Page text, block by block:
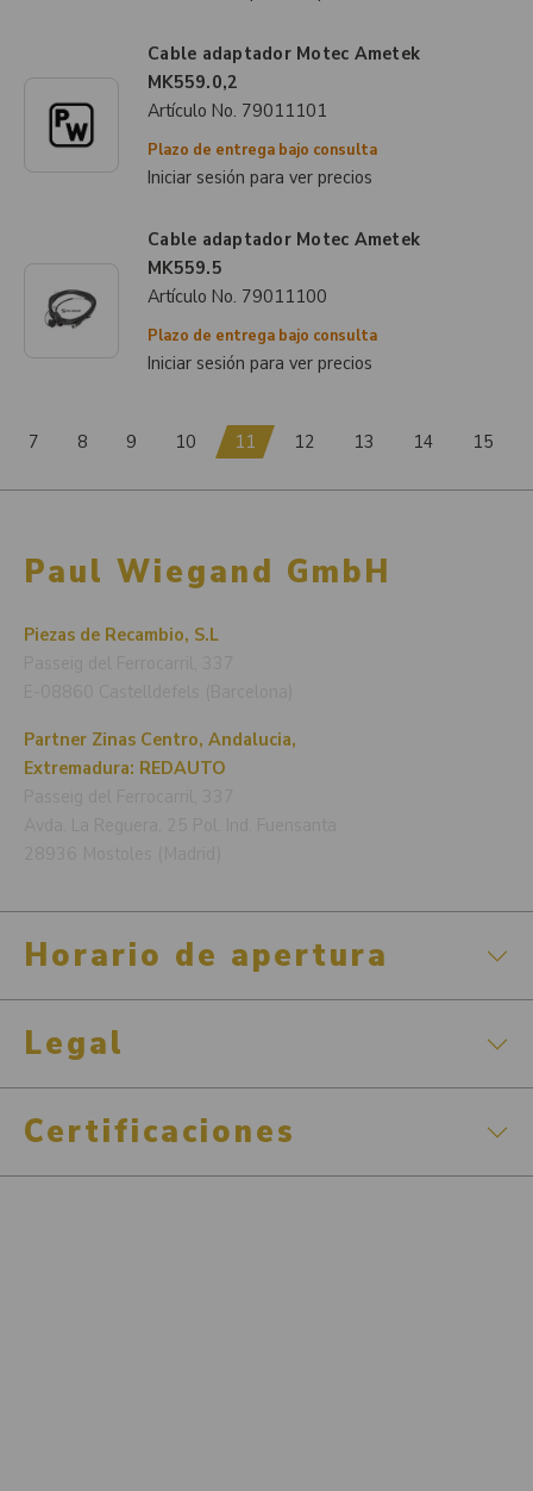
Cable adaptador Motec Ametek
MK559.0,2
Artículo No. 79011101
Plazo de entrega bajo consulta
Iniciar sesión para ver precios
Cable adaptador Motec Ametek
MK559.5
Artículo No. 79011100
Plazo de entrega bajo consulta
Iniciar sesión para ver precios
7 8 9 10 11 12 13 14 15
Paul Wiegand GmbH
Piezas de Recambio, S.L
Partner Zinas Centro, Andalucia,
Extremadura: REDAUTO
Horario de apertura
Legal
Certificaciones